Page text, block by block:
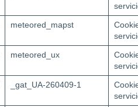
meteored_mapst
meteored_ux
_gat_UA-260409-1